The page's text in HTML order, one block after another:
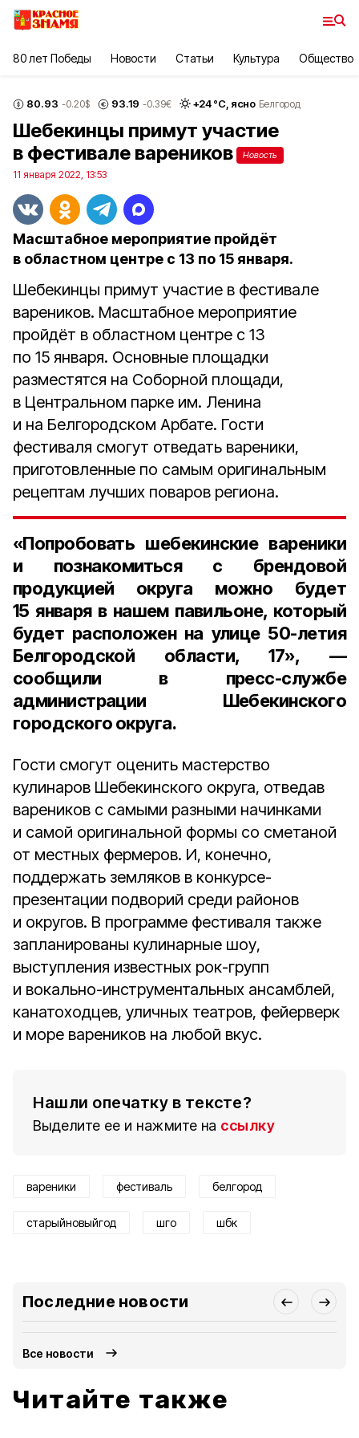
80 лет Победы Новости Статьи Культура Общество
80.93 -0.20$ 93.19 -0.39€ +24°С, ясно Белгород
Шебекинцы примут участие
в фестивале вареников
Новость
11 января 2022, 13:53
Масштабное мероприятие пройдёт
в областном центре с 13 по 15 января.
Шебекинцы примут участие в фестивале
вареников. Масштабное мероприятие
пройдёт в областном центре с 13
по 15 января. Основные площадки
разместятся на Соборной площади,
в Центральном парке им. Ленина
и на Белгородском Арбате. Гости
фестиваля смогут отведать вареники,
приготовленные по самым оригинальным
рецептам лучших поваров региона.
«Попробовать шебекинские вареники
и познакомиться с брендовой
продукцией округа можно будет
15 января в нашем павильоне, который
будет расположен на улице 50-летия
Белгородской области, 17», —
сообщили в пресс-службе
администрации Шебекинского
городского округа.
Гости смогут оценить мастерство
кулинаров Шебекинского округа, отведав
вареников с самыми разными начинками
и самой оригинальной формы со сметаной
от местных фермеров. И, конечно,
поддержать земляков в конкурсе-
презентации подворий среди районов
и округов. В программе фестиваля также
запланированы кулинарные шоу,
выступления известных рок-групп
и вокально-инструментальных ансамблей,
канатоходцев, уличных театров, фейерверк
и море вареников на любой вкус.
Нашли опечатку в тексте?
Выделите ее и нажмите на ссылку
вареники фестиваль белгород
старыйновыйгод шго шбк
Последние новости
Все новости
Читайте также